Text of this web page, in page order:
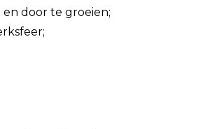
door te groeien;